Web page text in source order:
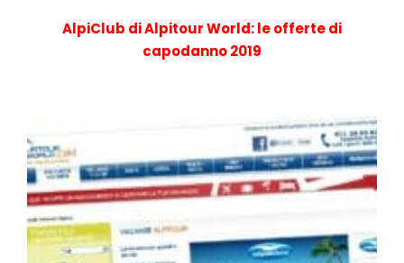
AlpiClub di Alpitour World: le offerte di
capodanno 2019